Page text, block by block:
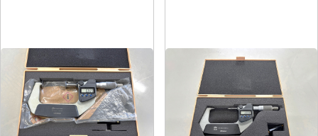
デジタル歯厚マイクロメータ
メーカー ミツトヨ
式GMA-75MX
デジタルポイントマイクロ
メータ
メーカー ミツトヨ
式CPM30-50MJ